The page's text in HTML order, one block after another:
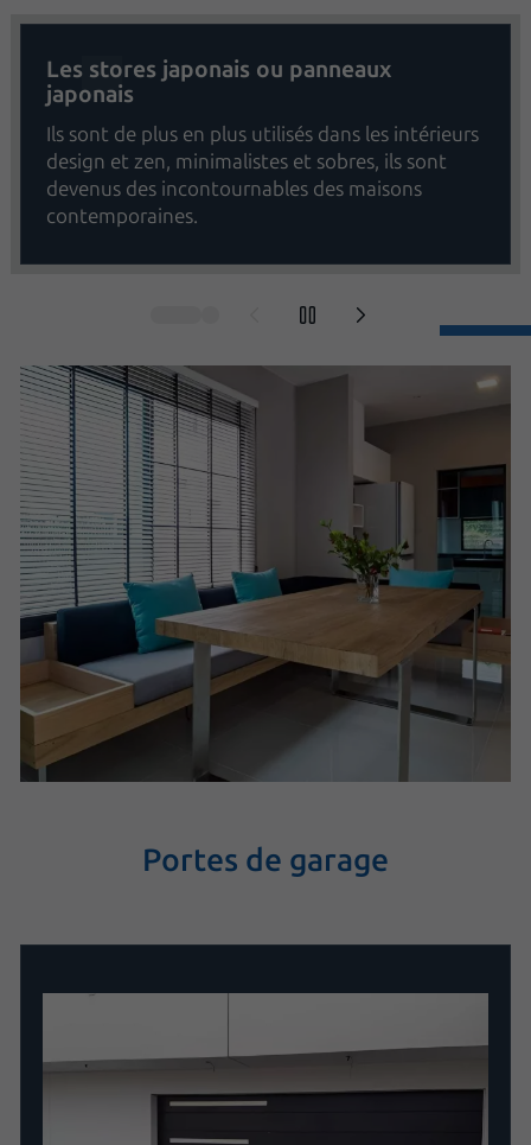
Les stores japonais ou panneaux
japonais
Ils sont de plus en plus utilisés dans les intérieurs
design et zen, minimalistes et sobres, ils sont
devenus des incontournables des maisons
contemporaines.
Portes de garage